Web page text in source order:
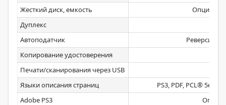
Жесткий диск, емкость
Опция
Дуплекс
Автоподатчик
Копирование удостоверения
Печати/сканирования через USB
Языки описания страниц
PS3, PDF, PCL® 5e/
Adobe PS3
Опция